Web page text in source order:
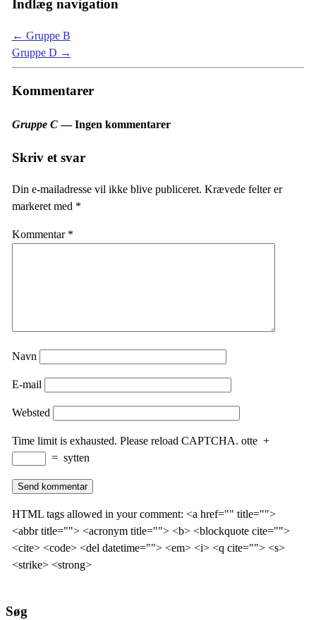
Indlæg navigation
← Gruppe B
Gruppe D →
Kommentarer
Gruppe C— Ingen kommentarer
Skriv et svar
Din e-mailadresse vil ikke blive publiceret. Krævede felter er
markeret med *
Kommentar *
Navn
E-mail
Websted
Time limit is exhausted. Please reload CAPTCHA. otte +
= sytten
HTML tags allowed in your comment: <a href="" title="">
<abbr title=""> <acronym title=""> <b> <blockquote cite="">
<cite> <code> <del datetime=""> <em> <i> <q cite=""> <s>
<strike> <strong>
Søg